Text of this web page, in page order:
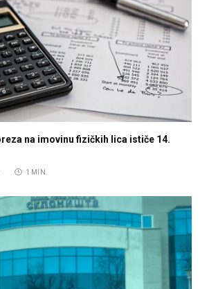
na imovinu fizičkih lica ističe 14.
1 MIN.